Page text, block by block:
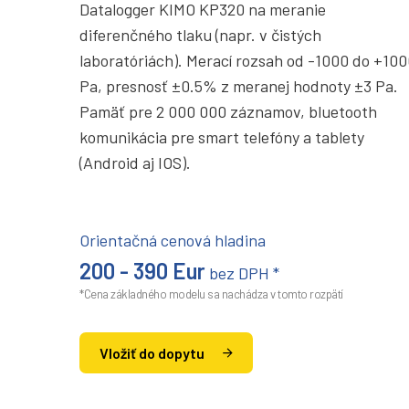
Datalogger KIMO KP320 na meranie
diferenčného tlaku (napr. v čistých
laboratóriách). Merací rozsah od -1000 do
Pa, presnosť ±0.5% z meranej hodnoty ±3 Pa.
Pamäť pre 2 000 000 záznamov, bluetooth
komunikácia pre smart telefóny a tablety
(Android aj IOS).
Orientačná cenová hladina
200 - 390 Eur bez DPH *
*Cena základného modelu sa nachádza v tomto rozpätí
Vložiť do dopytu